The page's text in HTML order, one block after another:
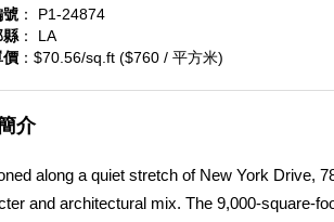
號 ： P1-24874
縣 ： LA
價 ：$70.56/sq.ft ($760 / 平方米)
介
along a quiet stretch of New York Drive,
and architectural mix. The 9,000-square-